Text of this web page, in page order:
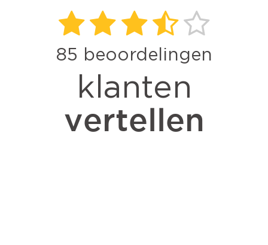
85 beoordelingen
klanten
vertellen